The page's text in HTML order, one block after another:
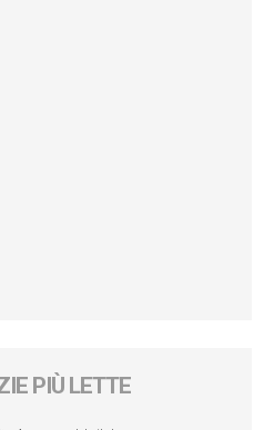
PIÙ LETTE